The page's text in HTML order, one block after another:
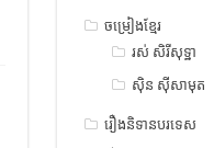
ចម្រៀងខ្មែរ
រស់ សិរីសុទ្ឋា
ស៊ិន ស៊ីសាមុត
រឿងនិទានបរទេស